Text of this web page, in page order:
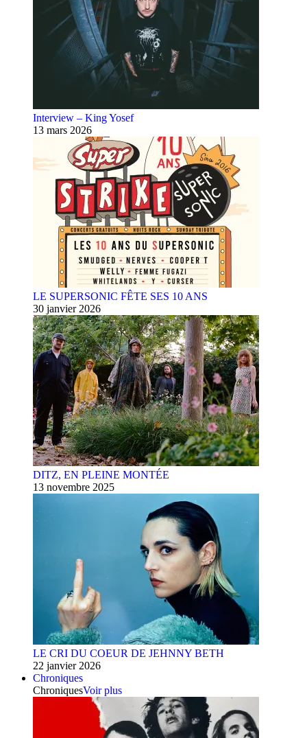
Interview – King Yosef
13 mars 2026
LE SUPERSONIC FÊTE SES 10 ANS
30 janvier 2026
DITZ, EN PLEINE MONTÉE
13 novembre 2025
LE CRI DU COEUR DE JEHNNY BETH
22 janvier 2026
Chroniques
ChroniquesVoir plus